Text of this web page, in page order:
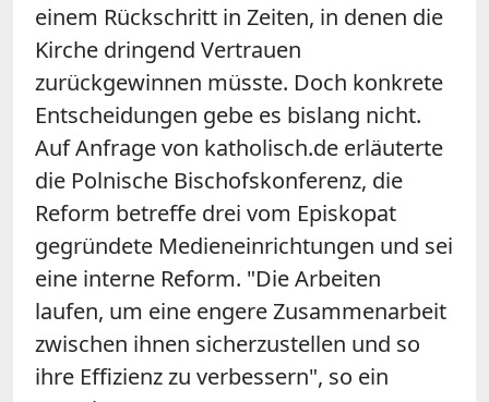
einem Rückschritt in Zeiten, in denen die
Kirche dringend Vertrauen
zurückgewinnen müsste. Doch konkrete
Entscheidungen gebe es bislang nicht.
Auf Anfrage von katholisch.de erläuterte
die Polnische Bischofskonferenz, die
Reform betreffe drei vom Episkopat
gegründete Medieneinrichtungen und sei
eine interne Reform. "Die Arbeiten
laufen, um eine engere Zusammenarbeit
zwischen ihnen sicherzustellen und so
ihre Effizienz zu verbessern", so ein